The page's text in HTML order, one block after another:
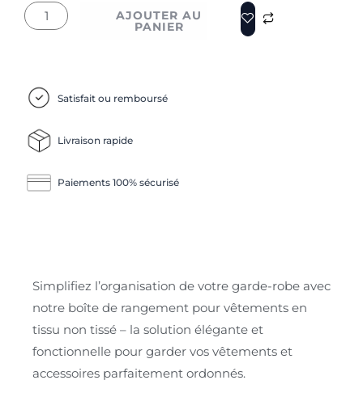
AJOUTER AU
PANIER
Satisfait ou remboursé
Livraison rapide
Paiements 100% sécurisé
Simplifiez l’organisation de votre garde-robe avec
notre boîte de rangement pour vêtements en
tissu non tissé – la solution élégante et
fonctionnelle pour garder vos vêtements et
accessoires parfaitement ordonnés.